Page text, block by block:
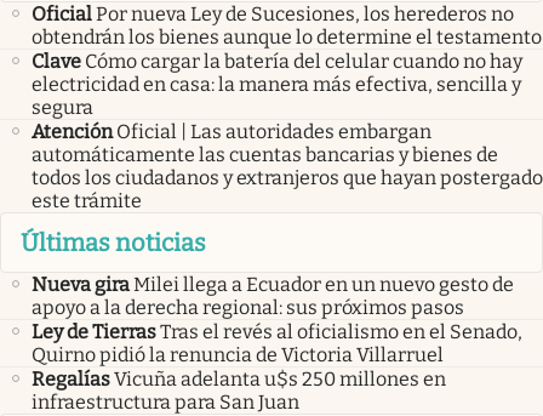
OficialPor nueva Ley de Sucesiones, los herederos no
obtendrán los bienes aunque lo determine el testamento
Clave Cómo cargar la batería del celular cuando no hay
electricidad en casa: la manera más efectiva, sencilla y
segura
Atención Oficial | Las autoridades embargan
automáticamente las cuentas bancarias y bienes de
todos los ciudadanos y extranjeros que hayan postergado
este trámite
Últimas noticias
Nueva giraMilei llega a Ecuador en un nuevo gesto de
apoyo a la derecha regional: sus próximos pasos
Ley de TierrasTras el revés al oficialismo en el Senado,
Quirno pidió la renuncia de Victoria Villarruel
RegalíasVicuña adelanta u$s 250 millones en
infraestructura para San Juan